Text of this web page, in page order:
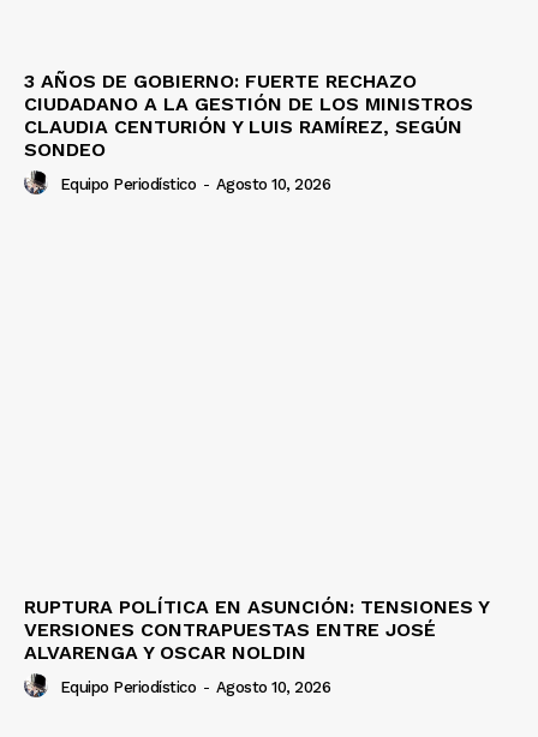
3 AÑOS DE GOBIERNO: FUERTE RECHAZO
CIUDADANO A LA GESTIÓN DE LOS MINISTROS
CLAUDIA CENTURIÓN Y LUIS RAMÍREZ, SEGÚN
SONDEO
Equipo Periodístico - Agosto 10, 2026
RUPTURA POLÍTICA EN ASUNCIÓN: TENSIONES Y
VERSIONES CONTRAPUESTAS ENTRE JOSÉ
ALVARENGA Y OSCAR NOLDIN
Equipo Periodístico - Agosto 10, 2026